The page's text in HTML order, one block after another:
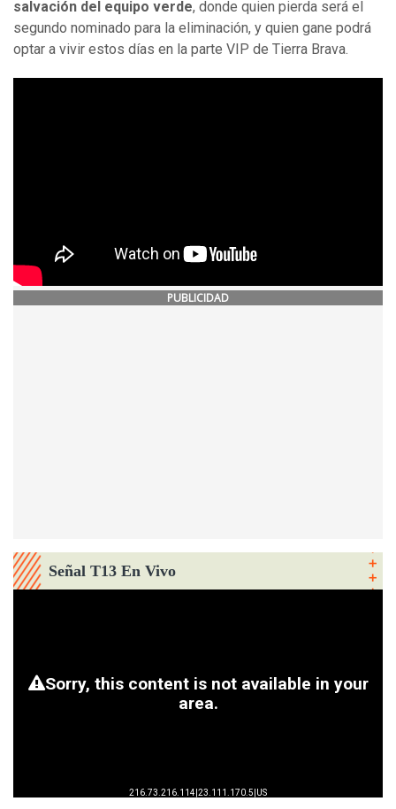
salvación del equipo verde, donde quien pierda será el
segundo nominado para la eliminación, y quien gane podrá
optar a vivir estos días en la parte VIP de Tierra Brava.
PUBLICIDAD
Señal T13 En Vivo